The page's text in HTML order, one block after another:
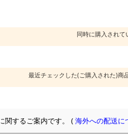
同時に購入され
最近チェックした(ご購入された)商
関するご案内です。 (海外への配送に